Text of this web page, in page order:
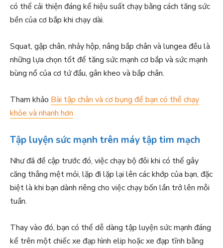
có thể cải thiện đáng kể hiệu suất chạy bằng cách tăng sức
bền của cơ bắp khi chạy dài.
Squat, gập chân, nhảy hộp, nâng bắp chân và lungea đều là
những lựa chọn tốt để tăng sức mạnh cơ bắp và sức mạnh
bùng nổ của cơ tứ đầu, gân kheo và bắp chân.
Tham khảo Bài tập chân và cơ bụng để bạn có thể chạy
khỏe và nhanh hơn
Tập luyện sức mạnh trên máy tập tim mạch
Như đã đề cập trước đó, việc chạy bộ đôi khi có thể gây
căng thẳng mệt mỏi, lặp đi lặp lại lên các khớp của bạn, đặc
biệt là khi bạn dành riêng cho việc chạy bốn lần trở lên mỗi
tuần.
Thay vào đó, bạn có thể dễ dàng tập luyện sức mạnh đáng
kể trên một chiếc xe đạp hình elip hoặc xe đạp tĩnh bằng